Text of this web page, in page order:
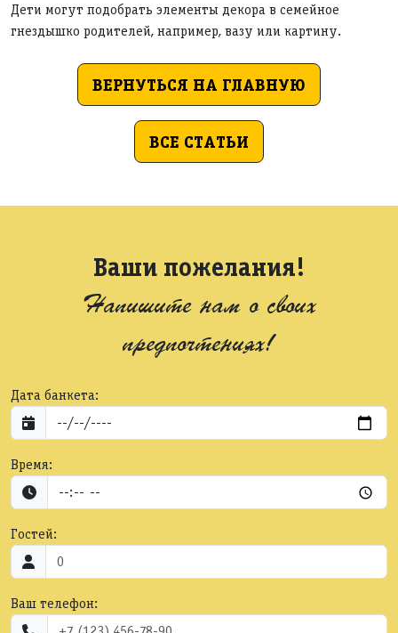
Дети могут подобрать элементы декора в семейное
гнездышко родителей, например, вазу или картину.
ВЕРНУТЬСЯ НА ГЛАВНУЮ
ВСЕ СТАТЬИ
Ваши пожелания!
Напишите нам о своих
предпочтениях!
Дата банкета:
Время:
Гостей:
Ваш телефон: